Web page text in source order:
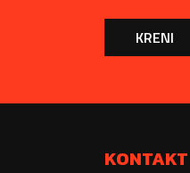
KRENI
KONTAKT